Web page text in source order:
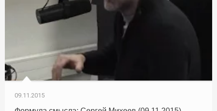
09.11.2015